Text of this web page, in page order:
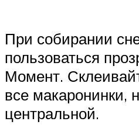
При собирании
пользоваться
Момент.
все макаронинки,
центральной.